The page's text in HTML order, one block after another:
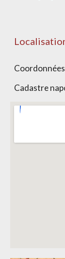
Cadastre